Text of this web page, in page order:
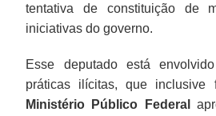
tentativa de constituição de
iniciativas do governo.
Esse deputado está
práticas ilícitas, que inclusive
Ministério Público Federal